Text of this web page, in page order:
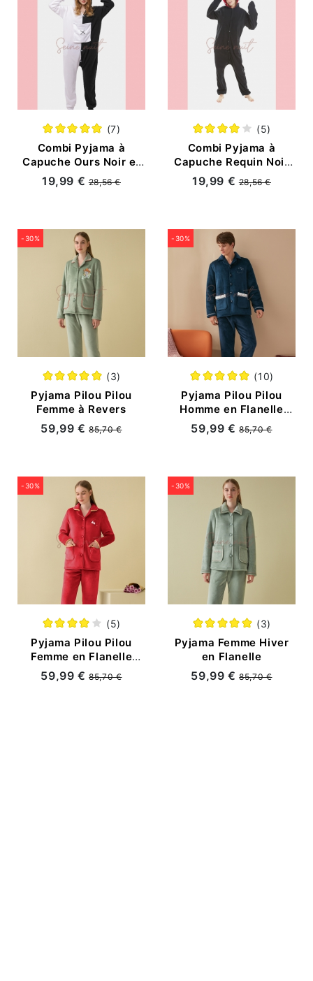
(7)
Combi Pyjama à
Capuche Ours Noir et
Blanc Dessin Animé
19,99 €28,56 €
(5)
Combi Pyjama à
Capuche Requin Noir
Dessin Animé
19,99 €28,56 €
-30%
(3)
Pyjama Pilou Pilou
Femme à Revers
59,99 €85,70 €
-30%
(10)
Pyjama Pilou Pilou
Homme en Flanelle
Grande Taille
59,99 €85,70 €
-30%
(5)
Pyjama Pilou Pilou
Femme en Flanelle
Epaissie
59,99 €85,70 €
-30%
(3)
Pyjama Femme Hiver
en Flanelle
59,99 €85,70 €